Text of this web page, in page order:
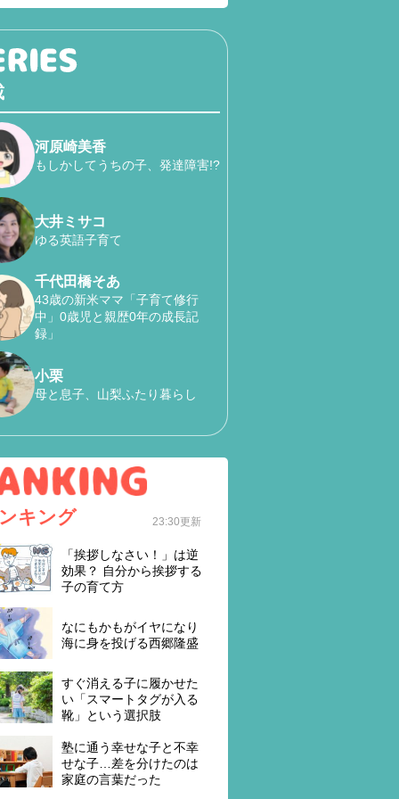
河原崎美香
もしかしてうちの子、発達障害!?
大井ミサコ
ゆる英語子育て
千代田橋そあ
43歳の新米ママ「子育て修行
中」0歳児と親歴0年の成長記
録」
小栗
母と息子、山梨ふたり暮らし
キング 23:30更新
「挨拶しなさい！」は逆
効果？ 自分から挨拶する
子の育て方
なにもかもがイヤになり
海に身を投げる西郷隆盛
すぐ消える子に履かせた
い「スマートタグが入る
靴」という選択肢
塾に通う幸せな子と不幸
せな子…差を分けたのは
家庭の言葉だった